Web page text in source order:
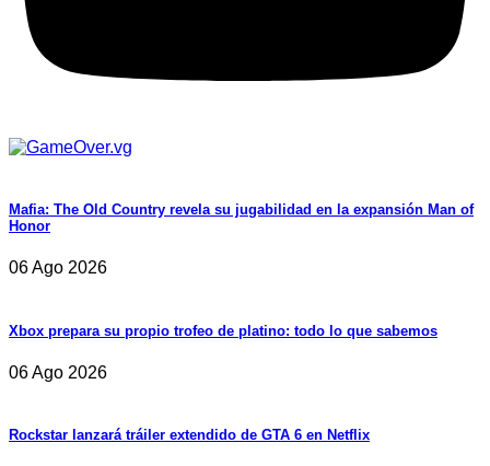
Mafia: The Old Country revela su jugabilidad en la expansión Man of
Honor
06 Ago 2026
Xbox prepara su propio trofeo de platino: todo lo que sabemos
06 Ago 2026
Rockstar lanzará tráiler extendido de GTA 6 en Netflix